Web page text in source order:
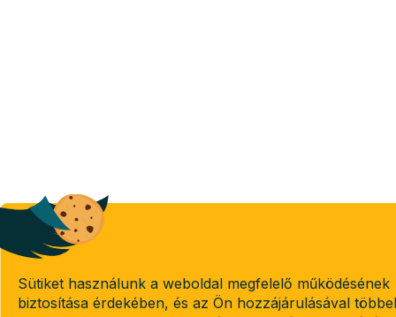
Sütiket használunk a weboldal megfelelő működésének
biztosítása érdekében, és az Ön hozzájárulásával